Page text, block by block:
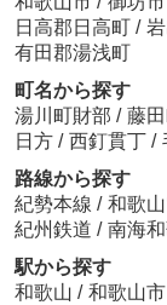
日高郡日高町 /
有田郡湯浅町
町名から探す
湯川町財部 / 藤
日方 / 西釘貫丁 /
路線から探す
紀勢本線 / 和歌
紀州鉄道 / 南海
駅から探す
和歌山 / 和歌山市